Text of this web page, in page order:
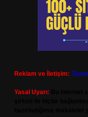
Reklam ve İletişim:
Yasal Uyarı: